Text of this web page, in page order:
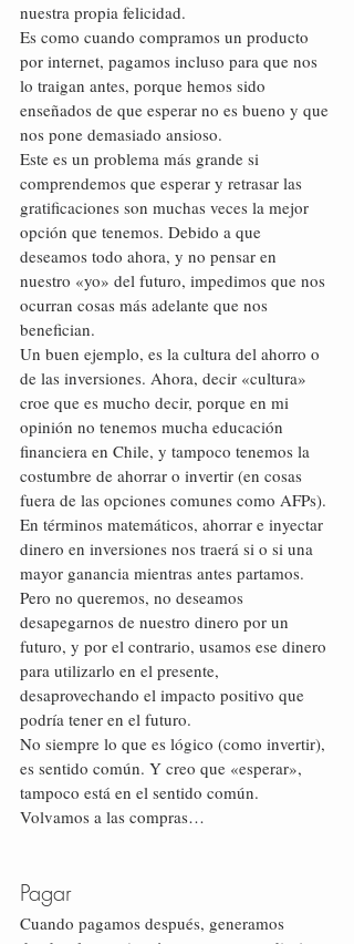
nuestra propia felicidad.
Es como cuando compramos un producto
por internet, pagamos incluso para que nos
lo traigan antes, porque hemos sido
enseñados de que esperar no es bueno y que
nos pone demasiado ansioso.
Este es un problema más grande si
comprendemos que esperar y retrasar las
gratificaciones son muchas veces la mejor
opción que tenemos. Debido a que
deseamos todo ahora, y no pensar en
nuestro «yo» del futuro, impedimos que nos
ocurran cosas más adelante que nos
benefician.
Un buen ejemplo, es la cultura del ahorro o
de las inversiones. Ahora, decir «cultura»
croe que es mucho decir, porque en mi
opinión no tenemos mucha educación
financiera en Chile, y tampoco tenemos la
costumbre de ahorrar o invertir (en cosas
fuera de las opciones comunes como AFPs).
En términos matemáticos, ahorrar e inyectar
dinero en inversiones nos traerá si o si una
mayor ganancia mientras antes partamos.
Pero no queremos, no deseamos
desapegarnos de nuestro dinero por un
futuro, y por el contrario, usamos ese dinero
para utilizarlo en el presente,
desaprovechando el impacto positivo que
podría tener en el futuro.
No siempre lo que es lógico (como invertir),
es sentido común. Y creo que «esperar»,
tampoco está en el sentido común.
Volvamos a las compras…
Pagar
Cuando pagamos después, generamos